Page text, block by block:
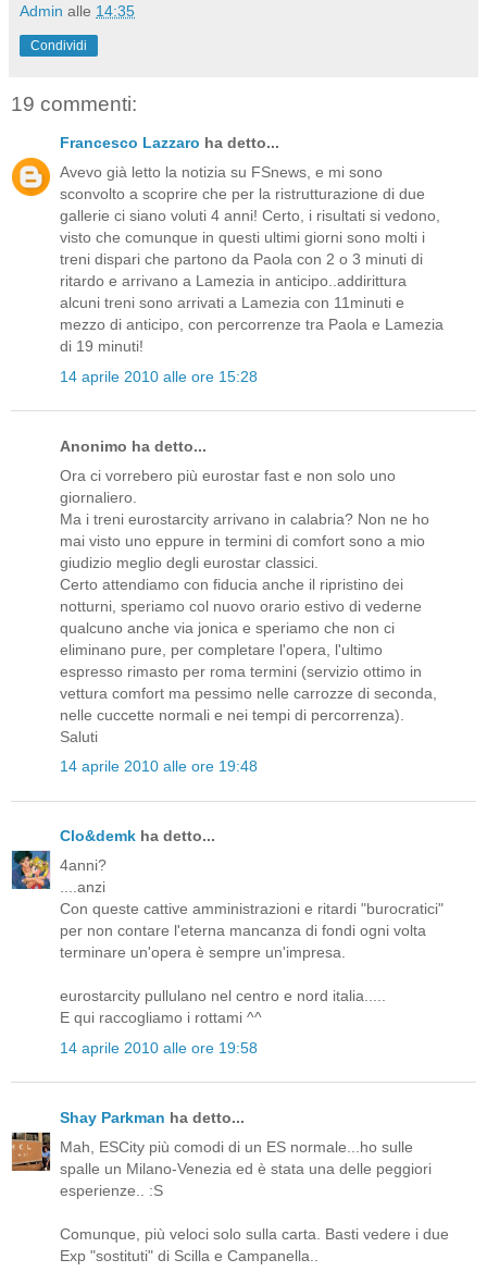
Admin alle 14:35
Condividi
19 commenti:
Francesco Lazzaro ha detto...
Avevo già letto la notizia su FSnews, e mi sono
sconvolto a scoprire che per la ristrutturazione di due
gallerie ci siano voluti 4 anni! Certo, i risultati si vedono,
visto che comunque in questi ultimi giorni sono molti i
treni dispari che partono da Paola con 2 o 3 minuti di
ritardo e arrivano a Lamezia in anticipo..addirittura
alcuni treni sono arrivati a Lamezia con 11minuti e
mezzo di anticipo, con percorrenze tra Paola e Lamezia
di 19 minuti!
14 aprile 2010 alle ore 15:28
Anonimo ha detto...
Ora ci vorrebero più eurostar fast e non solo uno
giornaliero.
Ma i treni eurostarcity arrivano in calabria? Non ne ho
mai visto uno eppure in termini di comfort sono a mio
giudizio meglio degli eurostar classici.
Certo attendiamo con fiducia anche il ripristino dei
notturni, speriamo col nuovo orario estivo di vederne
qualcuno anche via jonica e speriamo che non ci
eliminano pure, per completare l'opera, l'ultimo
espresso rimasto per roma termini (servizio ottimo in
vettura comfort ma pessimo nelle carrozze di seconda,
nelle cuccette normali e nei tempi di percorrenza).
Saluti
14 aprile 2010 alle ore 19:48
Clo&demk ha detto...
4anni?
....anzi
Con queste cattive amministrazioni e ritardi "burocratici"
per non contare l'eterna mancanza di fondi ogni volta
terminare un'opera è sempre un'impresa.
eurostarcity pullulano nel centro e nord italia.....
E qui raccogliamo i rottami ^^
14 aprile 2010 alle ore 19:58
Shay Parkman ha detto...
Mah, ESCity più comodi di un ES normale...ho sulle
spalle un Milano-Venezia ed è stata una delle peggiori
esperienze.. :S
Comunque, più veloci solo sulla carta. Basti vedere i due
Exp "sostituti" di Scilla e Campanella..